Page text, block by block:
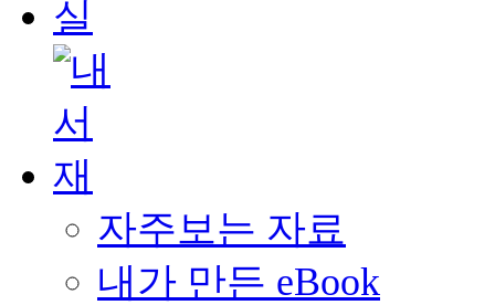
자주보는 자료
내가 만든 eBook